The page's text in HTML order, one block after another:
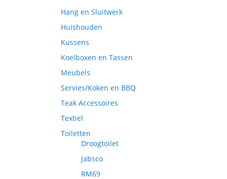
Hang en Sluitwerk
Huishouden
Kussens
Koelboxen en Tassen
Meubels
Servies/Koken en BBQ
Teak Accessoires
Textiel
Toiletten
Droogtoilet
Jabsco
RM69